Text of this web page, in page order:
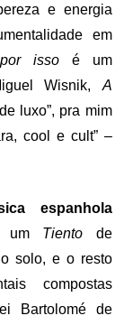
e energia
em
por isso é um
Wisnik, A
luxo”, pra mim
cool e cult” –
espanhola
um Tiento de
solo, e o resto
compostas
Bartolomé de